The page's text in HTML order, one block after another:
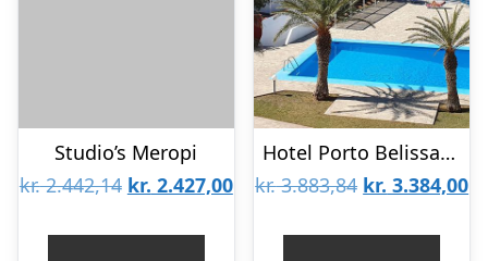
Studio’s Meropi
kr.2.442,14 Den
kr. 2.427,00Den
Hotel Porto Belissario
kr.3.883,84 Den
kr. 3.384,00